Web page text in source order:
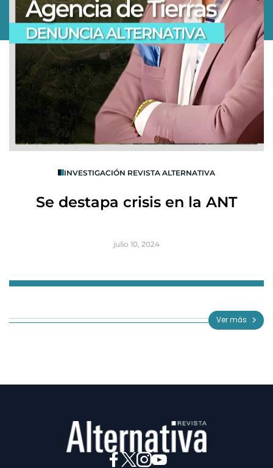
INVESTIGACIÓN REVISTA ALTERNATIVA
Se destapa crisis en la ANT
julio 10, 2024
3
Ver más